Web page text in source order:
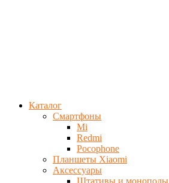
Каталог
Смартфоны
Mi
Redmi
Pocophone
Планшеты Xiaomi
Аксессуары
Штативы и моноподы